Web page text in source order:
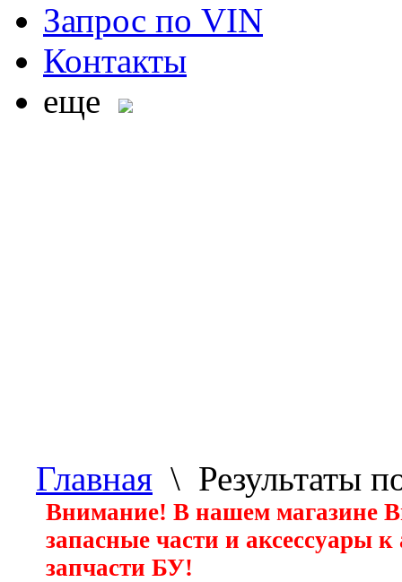
Запрос по VIN
Контакты
еще
Главная \ Результаты
Внимание! В нашем магазине
запасные части и аксессуары
запчасти БУ!